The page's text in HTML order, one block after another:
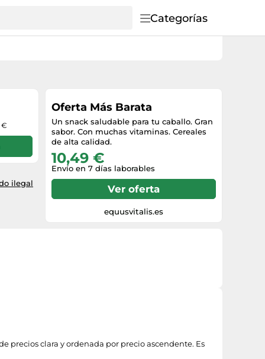
Categorías
€
ilegal
Oferta Más Barata
Un snack saludable para tu caballo. Gran
sabor. Con muchas vitaminas. Cereales
de alta calidad.
10,49 €
Envío en 7 días laborables
Ver oferta
equusvitalis.es
precios clara y ordenada por precio ascendente. Es